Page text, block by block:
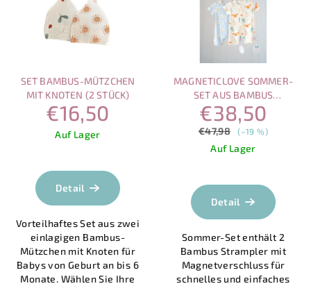
SET BAMBUS-MÜTZCHEN
MIT KNOTEN (2 STÜCK)
€16,50
Auf Lager
Detail
Vorteilhaftes Set aus zwei
einlagigen Bambus-
Mützchen mit Knoten für
Babys von Geburt an bis 6
Monate. Wählen Sie Ihre
MAGNETICLOVE SOMMER-
SET AUS BAMBUS
STRAMPLERN MIT
MAGNETVERSCHLUSS
€38,50
€47,98 (–19 %)
Auf Lager
von
5
Sternen.
Detail
Sommer-Set enthält 2
Bambus Strampler mit
Magnetverschluss für
schnelles und einfaches